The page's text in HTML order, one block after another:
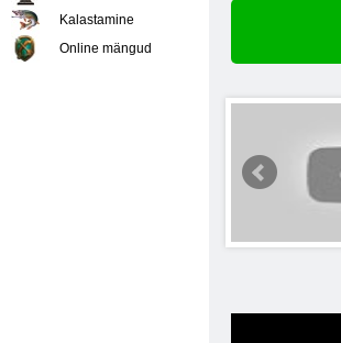
Kalastamine
Online mängud